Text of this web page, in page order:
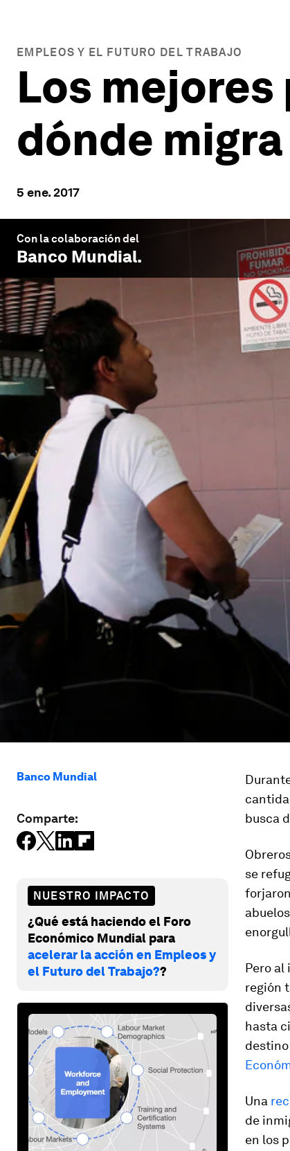
EMPLEOS Y EL FUTURO DEL TRABAJO
Los
dónde
5 ene. 2017
Con la colaboración del
Banco Mundial.
Banco Mundial
Comparte:
NUESTRO IMPACTO
¿Qué está haciendo el Foro
Económico Mundial para
acelerar la acción en Empleos y
el Futuro del Trabajo??
busca
se
Pero al
región
hasta
destino
Una
de
en los